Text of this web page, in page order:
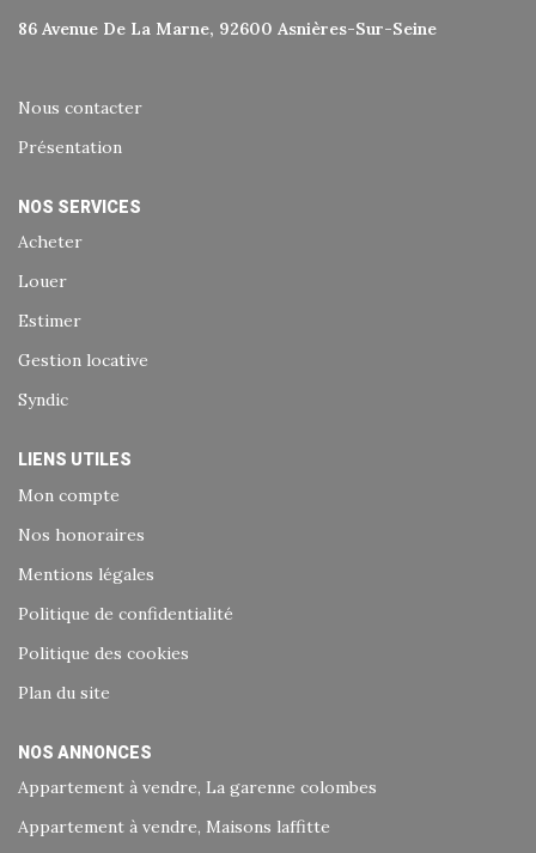
86 Avenue De La Marne, 92600 Asnières-Sur-Seine
Nous contacter
Présentation
NOS SERVICES
Acheter
Louer
Estimer
Gestion locative
Syndic
LIENS UTILES
Mon compte
Nos honoraires
Mentions légales
Politique de confidentialité
Politique des cookies
Plan du site
NOS ANNONCES
Appartement à vendre, La garenne colombes
Appartement à vendre, Maisons laffitte